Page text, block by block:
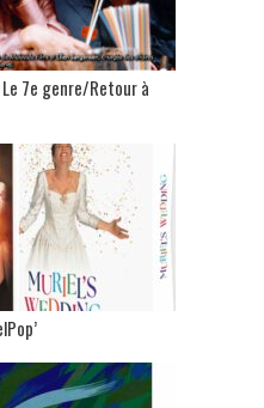
7e genre/Retour à